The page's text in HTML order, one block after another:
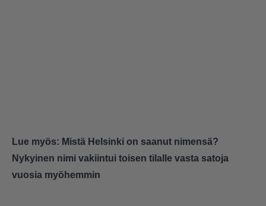
Lue myös: Mistä Helsinki on saanut nimensä?
Nykyinen nimi vakiintui toisen tilalle vasta satoja
vuosia myöhemmin